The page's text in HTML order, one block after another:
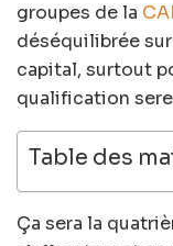
groupes de la
déséquilibrée
capital, surtout
qualification
Table des
Ça sera la